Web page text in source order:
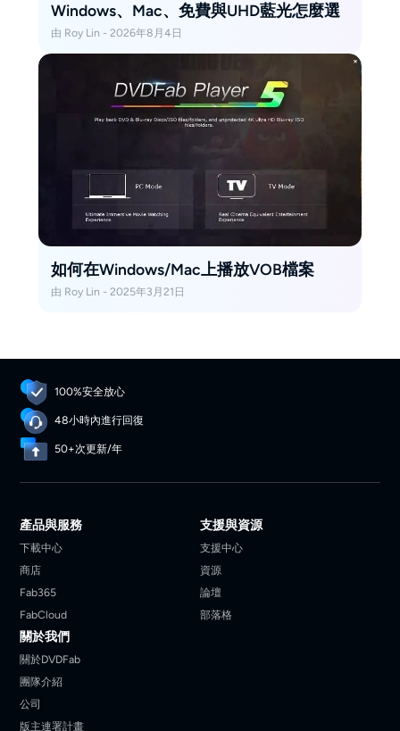
Windows、Mac、免費與UHD藍光怎麼選
由 Roy Lin - 2026年8月4日
如何在Windows/Mac上播放VOB檔案
由 Roy Lin - 2025年3月21日
100%安全放心
48小時內進行回復
50+次更新/年
產品與服務
下載中心
商店
Fab365
FabCloud
支援與資源
支援中心
資源
論壇
部落格
關於我們
關於DVDFab
團隊介紹
公司
版主連署計畫